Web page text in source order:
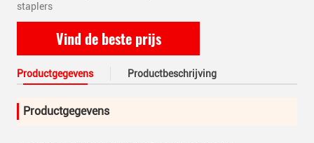
staplers
Vind de beste prijs
Productgegevens Productbeschrijving
Productgegevens